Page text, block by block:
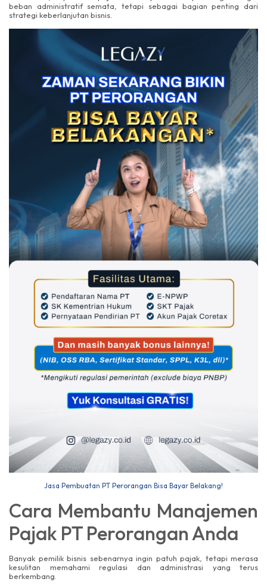
beban administratif semata, tetapi sebagai bagian penting dari
strategi keberlanjutan bisnis.
Jasa Pembuatan PT Perorangan Bisa Bayar Belakang!
Cara Membantu Manajemen
Pajak PT Perorangan Anda
Banyak pemilik bisnis sebenarnya ingin patuh pajak, tetapi merasa
kesulitan memahami regulasi dan administrasi yang terus
berkembang.